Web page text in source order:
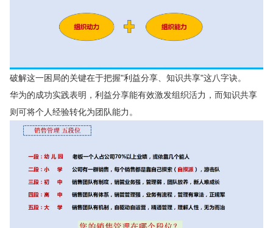
破解这一困局的关键在于把握"利益分享、知识共享"这八字诀。
华为的成功实践表明，利益分享能有效激发组织活力，而知识共享
则可将个人经验转化为团队能力。